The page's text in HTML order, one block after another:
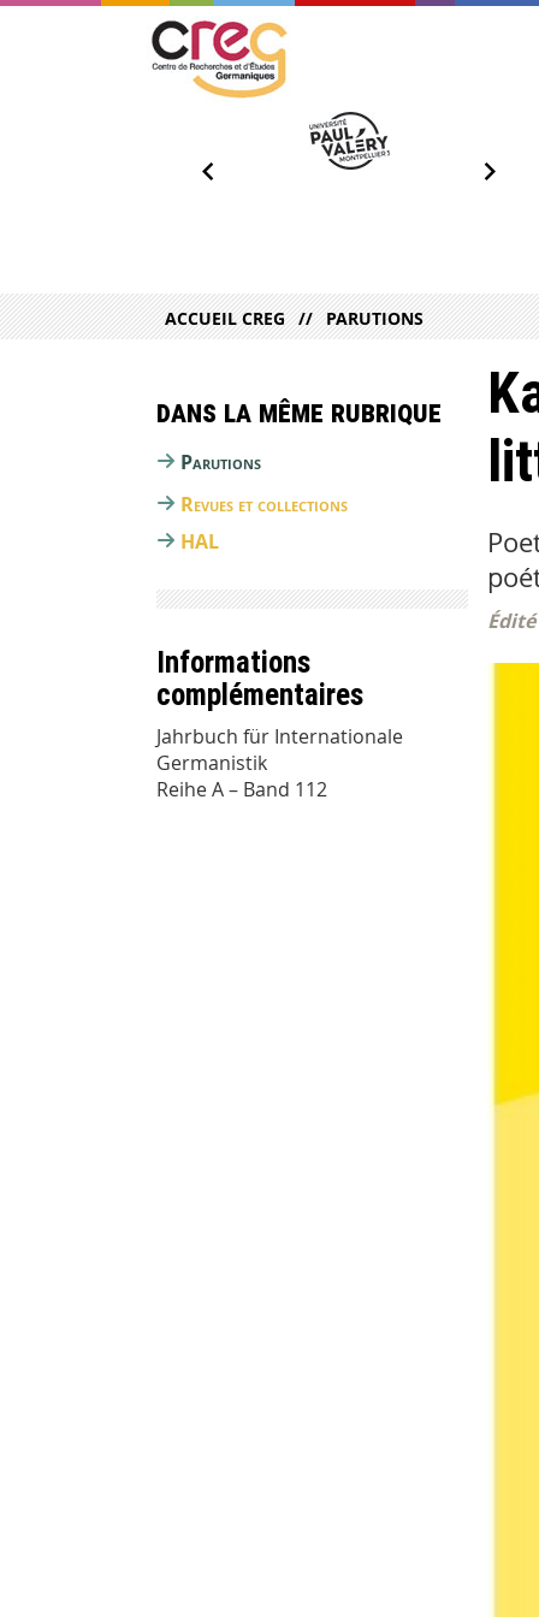
ACCUEIL CREG PARUTIONS
Dans la même rubrique
Parutions
Revues et collections
HAL
Informations
complémentaires
Jahrbuch für Internationale
Germanistik
Reihe A – Band 112